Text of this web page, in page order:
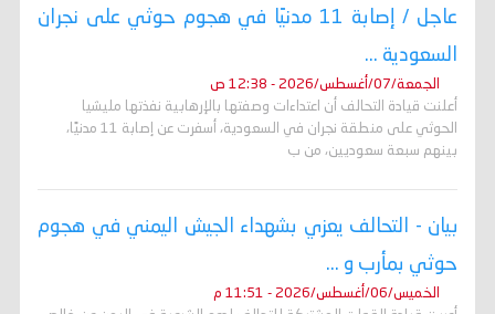
عاجل / إصابة 11 مدنيًا في هجوم حوثي على نجران
السعودية ...
الجمعة/07/أغسطس/2026 - 12:38 ص
أعلنت قيادة التحالف أن اعتداءات وصفتها بالإرهابية نفذتها مليشيا
الحوثي على منطقة نجران في السعودية، أسفرت عن إصابة 11 مدنيًا،
بينهم سبعة سعوديين، من ب
بيان - التحالف يعزي بشهداء الجيش اليمني في هجوم
حوثي بمأرب و ...
الخميس/06/أغسطس/2026 - 11:51 م